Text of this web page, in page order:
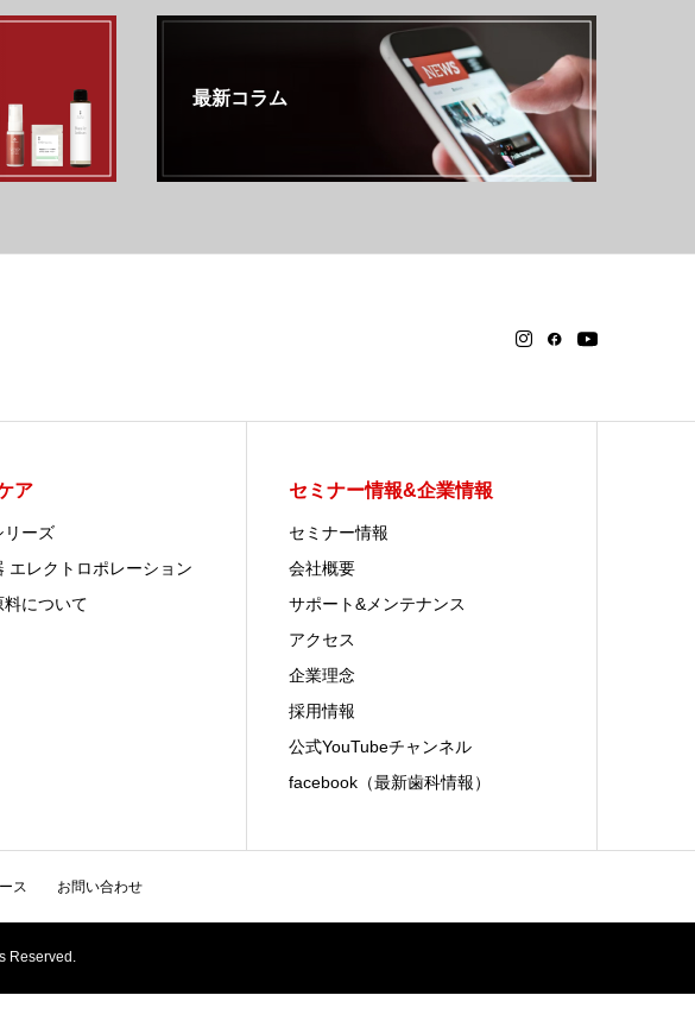
最新コラム
ア
リーズ
エレクトロポレーション
料について
セミナー情報&企業情報
セミナー情報
会社概要
サポート&メンテナンス
アクセス
企業理念
採用情報
公式YouTubeチャンネル
facebook（最新歯科情報）
ス お問い合わせ
Reserved.